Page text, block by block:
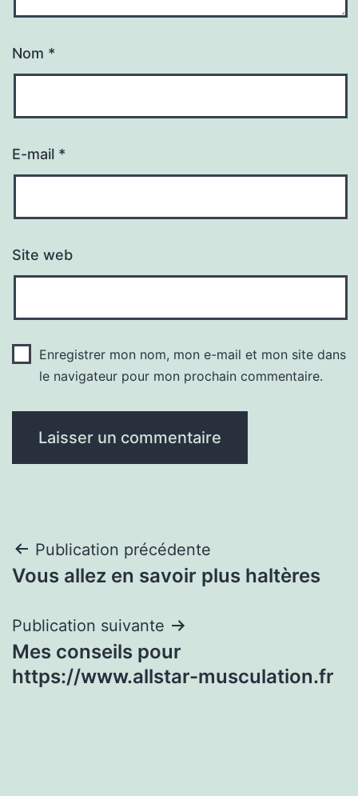
Nom *
E-mail *
Site web
Enregistrer mon nom, mon e-mail et mon site dans
le navigateur pour mon prochain commentaire.
Navigation
de
l’article
Publication précédente
Vous allez en savoir plus haltères
Publication suivante
Mes conseils pour
https://www.allstar-musculation.fr